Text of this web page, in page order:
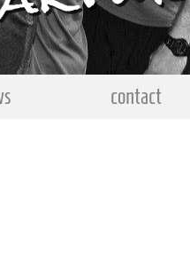
contact